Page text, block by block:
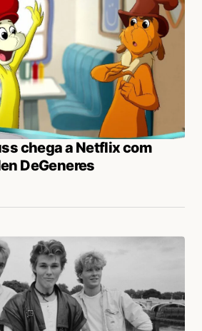
chega a Netflix com
DeGeneres